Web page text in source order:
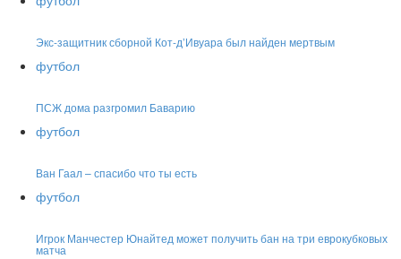
Экс-защитник сборной Кот-д’Ивуара был найден мертвым
футбол
ПСЖ дома разгромил Баварию
футбол
Ван Гаал – спасибо что ты есть
футбол
Игрок Манчестер Юнайтед может получить бан на три еврокубковых
матча